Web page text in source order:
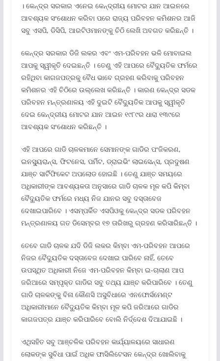
। କେନ୍ଦ୍ର ସରକାର ଏନେଇ କେନ୍ଦ୍ରୀୟ ମୋଟର ଯାନ ଆଇନରେ
ଆବଶ୍ୟକ ସଂଶୋଧନ କରିବା ପରେ ରାଜ୍ୟ ପରିବହନ କମିଶନର ଆଜି
ସବୁ ଏସପି, ଡିସିପି, ଆରଟିଓମାନଙ୍କୁ ଚିଠି ଲେଖି ଅବଗତ କରିଛନ୍ତି ।
କେନ୍ଦ୍ର ସରକାର ଡିଜି ଲକର ଏବଂ ଏମ-ପରିବହନ ଭଳି ମୋବାଇଲ
ଆପକୁ ସ୍ୱୀକୃତି ଦେଇଛନ୍ତି । ତେଣୁ ଏହି ଆପରେ ବୈଦ୍ୟୁତିକ ଫର୍ମରେ
ରହିଥିବା କାଗଜପତ୍ରକୁ ବୈଧ ଭାବେ ଗ୍ରହଣ କରିବାକୁ ପରିବହନ
କମିଶନର ଏହି ଚିଠିରେ ଉଲ୍ଲେଖ କରିଛନ୍ତି । କାରଣ କେନ୍ଦ୍ର ସଡକ
ପରିବହନ ମନ୍ତ୍ରଣାଳୟ ଏହି ଦୁଇଟି ବୈଦ୍ୟୁତିକ ଆପକୁ ସ୍ୱୀକୃତି
ଦେଇ କେନ୍ଦ୍ରୀୟ ମୋଟର ଯାନ ଆଇନ ୧୯୮୯ର ଧାରା ୧୩୯ରେ
ଆବଶ୍ୟକ ସଂଶୋଧନ କରିଛନ୍ତି ।
ଏହି ଆପରେ ଗାଡି ଚାଳକମାନେ ସେମାନଙ୍କ ଗାଡିର ପଂଜିକରଣ,
ଇନସ୍ୟୁରାନ୍ସ, ଫିଟନେସ, ପର୍ମିଟ, ଡ୍ରାଇଭିଂ ଲାଇସେନ୍ସ, ପ୍ରଦୁଷଣ
ଯାଞ୍ଚ ସାର୍ଟିଫିକେଟ ଅପଲୋଡ ହୋଇଛି । ତେଣୁ ଯାଞ୍ଚ ସମୟରେ
ଅଧିକାରୀଙ୍କ ଆବଶ୍ୟକତା ଅନୁସାରେ ଗାଡି ଚାଳକ ମୂଳ କପି କିମ୍ବା
ବୈଦ୍ୟୁତିକ ଫର୍ମରେ ମଧ୍ୟ ନିଜ ଯାନର ସବୁ ଦସ୍ତାବେଜ
ଦେଖାଇପାରିବେ । ଏସମ୍ପର୍କିତ ଏସପିଓକୁ କେନ୍ଦ୍ର ସଡକ ପରିବହନ
ମନ୍ତ୍ରଣାଳୟ ଗତ ଡିସେମ୍ବର ୧୭ ତାରିଖରୁ ଗ୍ରହଣ କରିସାରିଛନ୍ତି ।
ତେବେ ଗାଡି ଚାଳକ ଯଦି ଡିଜି ଲକର କିମ୍ବା ଏମ-ପରିବହନ ଆପରେ
ନିଜର ବୈଦ୍ୟୁତିକ ଦସ୍ତାବେଜ ଦେଖାଇ ପାରିବେ ନାହିଁ, ତେବେ
ଉପସ୍ଥିତ ଅଧିକାରୀ ନିଜେ ଏମ-ପରିବହନ କିମ୍ବା ଇ-ଚାଲାଣ ଆପ
ଜରିଆରେ ସମ୍ପୃକ୍ତ ଗାଡିର ସବୁ ତଥ୍ୟ ଯାଞ୍ଚ କରିପାରିବେ । ତେଣୁ
ଗାଡି ଚାଳକଙ୍କୁ ବିନା କୌଣସି ଅସୁବିଧାରେ ଏନଫୋର୍ସମେଣ୍ଟ
ଅଧିକାରୀମାନେ ବୈଦ୍ୟୁତିକ କିମ୍ବା ମୂଳ କପି ଜରିଆରେ ଗାଡିର
କାଗଜପତ୍ର ଯାଞ୍ଚ କରିପାରିବେ ବୋଲି ନିର୍ଦ୍ଦେଶ ଦିଆଯାଇଛି ।
ଏଥିସହିତ ସବୁ ଆଞ୍ଚଳିକ ପରିବହନ କାର୍ଯ୍ୟାଳୟରେ ସାଧାରଣ
ଲୋକଙ୍କ ସୁବିଧା ପାଇଁ ଅଧିକ ଫାସିଲିଟେସନ କେନ୍ଦ୍ର ଖୋଲିବାକୁ